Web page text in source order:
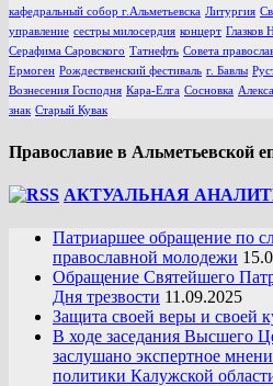
кафедральный собор г.Альметьевска Литургия
управление сестры милосердия концерт Глазков
Серафима Саровского Татнефть Совета
Ермоген Рождественский фестиваль г. Бавлы
Вознесения Господня Кара-Елга Сосновка
знак Старый Кувак
Православие в Альметьевской
АКТУАЛЬНАЯ
Патриаршее обращение по
православной молодежи
Обращение Святейшего
Дня трезвости 11.09.2025
Защита своей веры и своей
В ходе заседания Высшего
заслушано экспертное
политики Калужской